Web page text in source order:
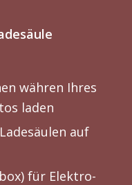
währen Ihres
laden
auf
für Elektro-